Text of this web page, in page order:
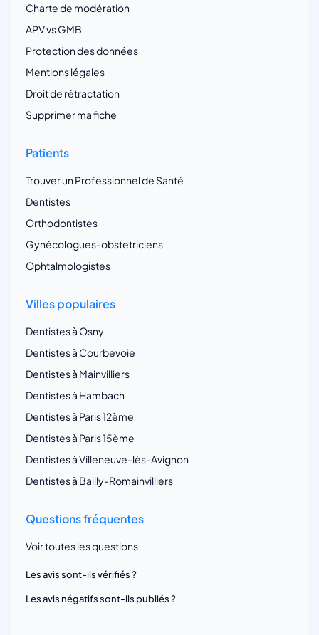
Charte de modération
APV vs GMB
Protection des données
Mentions légales
Droit de rétractation
Supprimer ma fiche
Patients
Trouver un Professionnel de Santé
Dentistes
Orthodontistes
Gynécologues-obstetriciens
Ophtalmologistes
Villes populaires
Dentistes à Osny
Dentistes à Courbevoie
Dentistes à Mainvilliers
Dentistes à Hambach
Dentistes à Paris 12ème
Dentistes à Paris 15ème
Dentistes à Villeneuve-lès-Avignon
Dentistes à Bailly-Romainvilliers
Questions fréquentes
Voir toutes les questions
Les avis sont-ils vérifiés ?
Les avis négatifs sont-ils publiés ?